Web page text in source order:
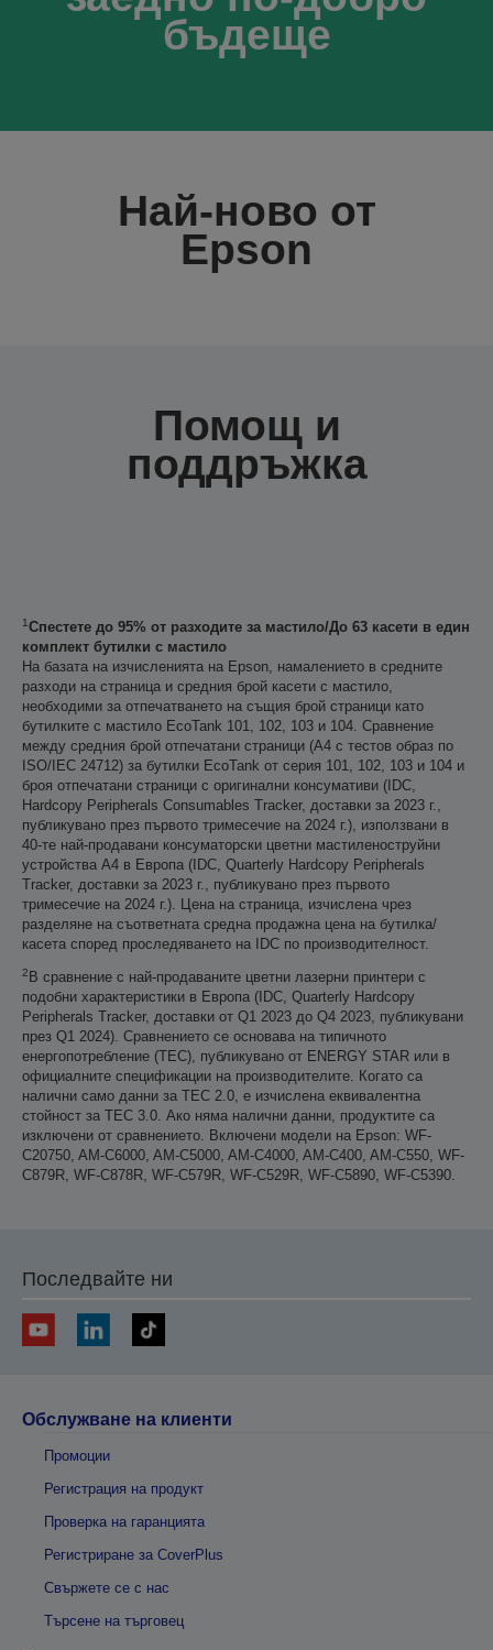
бъдеще
Най-ново от
Epson
Помощ и
поддръжка
1Спестете до 95% от разходите за мастило/До 63 касети в един
комплект бутилки с мастило
На базата на изчисленията на Epson, намалението в средните
разходи на страница и средния брой касети с мастило,
необходими за отпечатването на същия брой страници като
бутилките с мастило EcoTank 101, 102, 103 и 104. Сравнение
между средния брой отпечатани страници (A4 с тестов образ по
ISO/IEC 24712) за бутилки EcoTank от серия 101, 102, 103 и 104 и
броя отпечатани страници с оригинални консумативи (IDC,
Hardcopy Peripherals Consumables Tracker, доставки за 2023 г.,
публикувано през първото тримесечие на 2024 г.), използвани в
40-те най-продавани консуматорски цветни мастиленоструйни
устройства А4 в Европа (IDC, Quarterly Hardcopy Peripherals
Tracker, доставки за 2023 г., публикувано през първото
тримесечие на 2024 г.). Цена на страница, изчислена чрез
разделяне на съответната средна продажна цена на бутилка/
касета според проследяването на IDC по производителност.
2 В сравнение с най-продаваните цветни лазерни принтери с
подобни характеристики в Европа (IDC, Quarterly Hardcopy
Peripherals Tracker, доставки от Q1 2023 до Q4 2023, публикувани
през Q1 2024). Сравнението се основава на типичното
енергопотребление (TEC), публикувано от ENERGY STAR или в
официалните спецификации на производителите. Когато са
налични само данни за TEC 2.0, е изчислена еквивалентна
стойност за TEC 3.0. Ако няма налични данни, продуктите са
изключени от сравнението. Включени модели на Epson: WF-
C20750, AM-C6000, AM-C5000, AM-C4000, AM-C400, AM-C550, WF-
C879R, WF-C878R, WF-C579R, WF-C529R, WF-C5890, WF-C5390.
Последвайте ни
Обслужване на клиенти
Промоции
Регистрация на продукт
Проверка на гаранцията
Регистриране за CoverPlus
Свържете се с нас
Търсене на търговец